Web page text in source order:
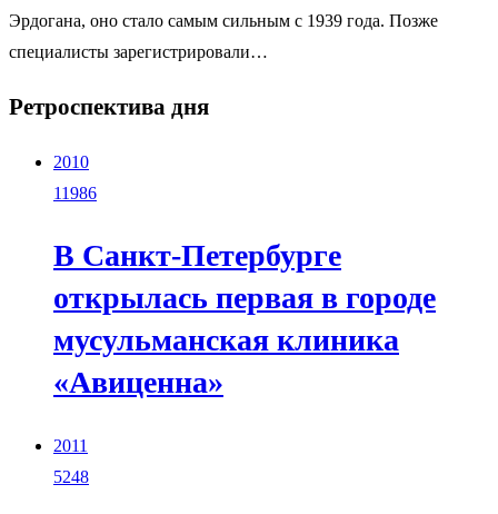
Эрдогана, оно стало самым сильным с 1939 года. Позже
специалисты зарегистрировали…
Ретроспектива дня
2010
11986
В Санкт-Петербурге
открылась первая в городе
мусульманская клиника
«Авиценна»
2011
5248